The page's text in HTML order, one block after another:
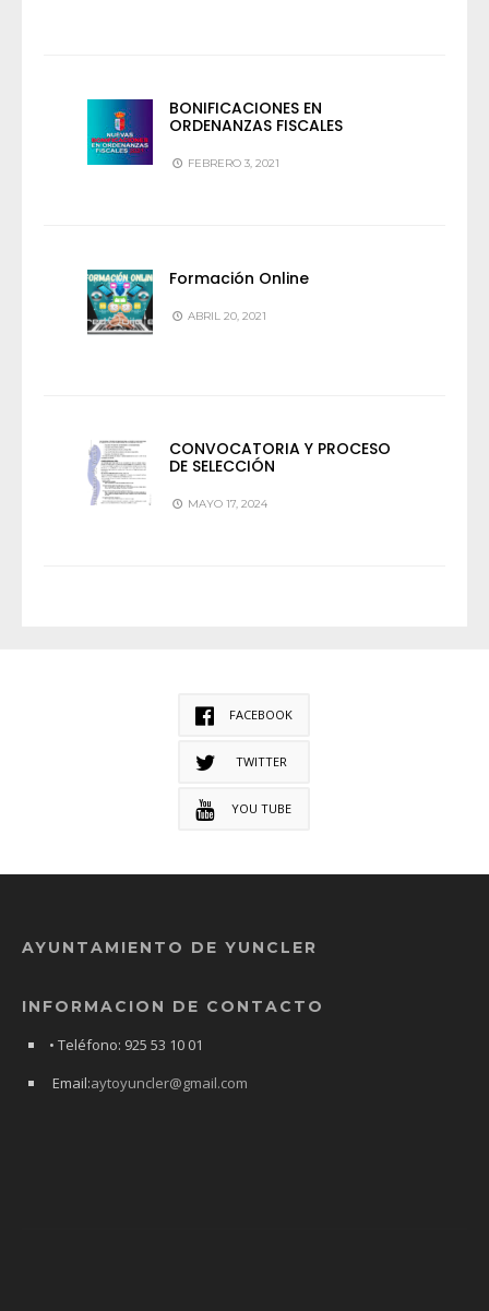
BONIFICACIONES EN
ORDENANZAS FISCALES
FEBRERO 3, 2021
Formación Online
ABRIL 20, 2021
CONVOCATORIA Y PROCESO
DE SELECCIÓN
MAYO 17, 2024
FACEBOOK
TWITTER
YOU TUBE
AYUNTAMIENTO DE YUNCLER
INFORMACION DE CONTACTO
• Teléfono: 925 53 10 01
Email:aytoyuncler@gmail.com